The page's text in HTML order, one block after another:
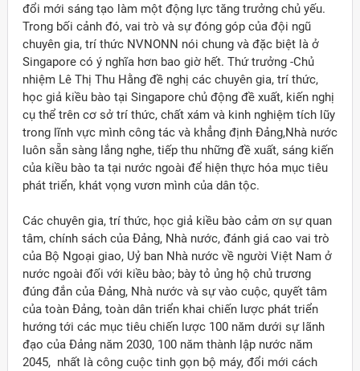
đổi mới sáng tạo làm một động lực tăng trưởng chủ yếu.
Trong bối cảnh đó, vai trò và sự đóng góp của đội ngũ
chuyên gia, trí thức NVNONN nói chung và đặc biệt là ở
Singapore có ý nghĩa hơn bao giờ hết. Thứ trưởng -Chủ
nhiệm Lê Thị Thu Hằng đề nghị các chuyên gia, trí thức,
học giả kiều bào tại Singapore chủ động đề xuất, kiến nghị
cụ thể trên cơ sở trí thức, chất xám và kinh nghiệm tích lũy
trong lĩnh vực mình công tác và khẳng định Đảng,Nhà nước
luôn sẵn sàng lắng nghe, tiếp thu những đề xuất, sáng kiến
của kiều bào ta tại nước ngoài để hiện thực hóa mục tiêu
phát triển, khát vọng vươn mình của dân tộc.
Các chuyên gia, trí thức, học giả kiều bào cảm ơn sự quan
tâm, chính sách của Đảng, Nhà nước, đánh giá cao vai trò
của Bộ Ngoại giao, Uỷ ban Nhà nước về người Việt Nam ở
nước ngoài đối với kiều bào; bày tỏ ủng hộ chủ trương
đúng đắn của Đảng, Nhà nước và sự vào cuộc, quyết tâm
của toàn Đảng, toàn dân triển khai chiến lược phát triển
hướng tới các mục tiêu chiến lược 100 năm dưới sự lãnh
đạo của Đảng năm 2030, 100 năm thành lập nước năm
2045, nhất là công cuộc tinh gọn bộ máy, đổi mới cách